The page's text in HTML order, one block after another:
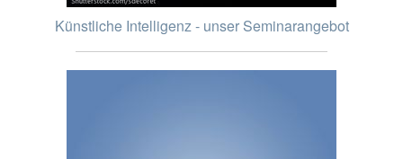
Künstliche Intelligenz - unser Seminarangebot